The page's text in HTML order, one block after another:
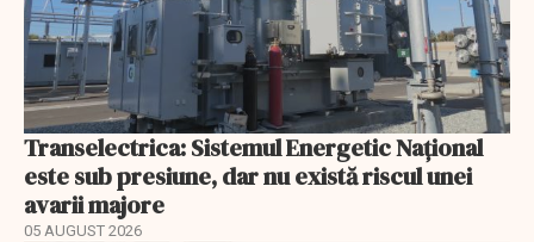
Transelectrica: Sistemul Energetic Național
este sub presiune, dar nu există riscul unei
avarii majore
05 AUGUST 2026